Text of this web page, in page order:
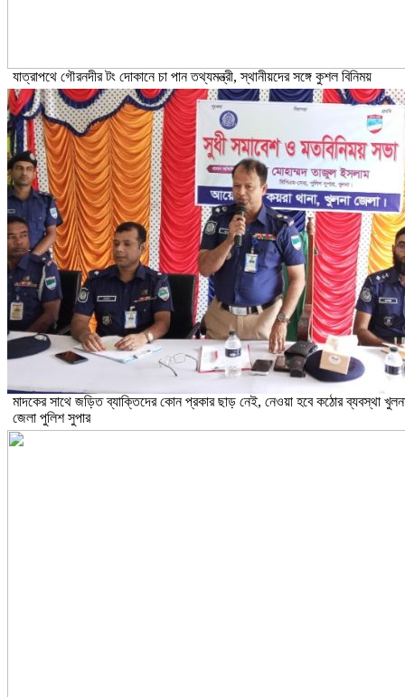
যাত্রাপথে গৌরনদীর টং দোকানে চা পান তথ্যমন্ত্রী, স্থানীয়দের সঙ্গে কুশল বিনিময়
মাদকের সাথে জড়িত ব্যাক্তিদের কোন প্রকার ছাড় নেই, নেওয়া হবে কঠোর ব্যবস্থা
জেলা পুলিশ সুপার